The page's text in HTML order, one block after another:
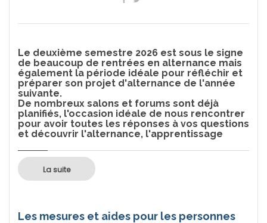
Le deuxième semestre 2026 est sous le signe
de beaucoup de rentrées en alternance mais
également la période idéale pour réfléchir et
préparer son projet d'alternance de l'année
suivante.
De nombreux salons et forums sont déjà
planifiés, l'occasion idéale de nous rencontrer
pour avoir toutes les réponses à vos questions
et découvrir l'alternance, l'apprentissage
La suite
Les mesures et aides pour les personnes